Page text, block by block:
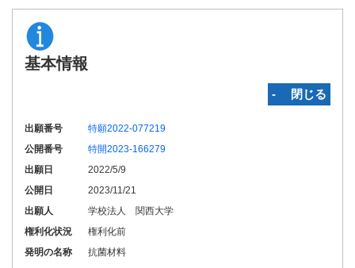
基本情報
‐ 閉じる
出願番号
特願2022-077219
公開番号
特開2023-166279
出願日
2022/5/9
公開日
2023/11/21
出願人
学校法人 関西大学
権利化状況
権利化前
発明の名称
抗菌材料